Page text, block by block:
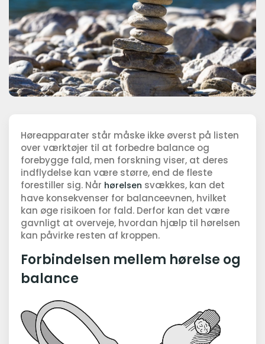
Høreapparater står måske ikke øverst på listen
over værktøjer til at forbedre balance og
forebygge fald, men forskning viser, at deres
indflydelse kan være større, end de fleste
forestiller sig. Når hørelsen svækkes, kan det
have konsekvenser for balanceevnen, hvilket
kan øge risikoen for fald. Derfor kan det være
gavnligt at overveje, hvordan hjælp til hørelsen
kan påvirke resten af kroppen.
Forbindelsen mellem hørelse og
balance